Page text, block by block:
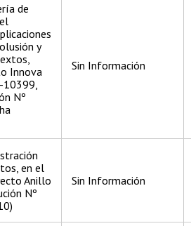
de
y
Innova
Nº
Sin Información
en el
Anillo
Nº
Sin Información